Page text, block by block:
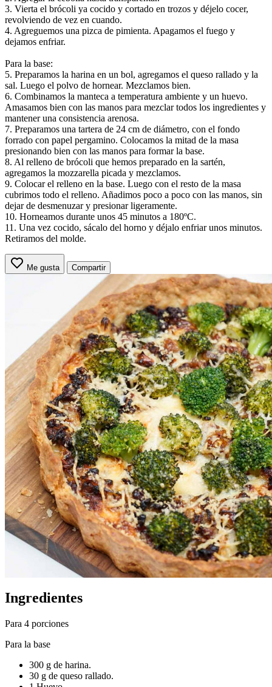
3. Vierta el brócoli ya cocido y cortado en trozos y déjelo cocer,
revolviendo de vez en cuando.
4. Agreguemos una pizca de pimienta. Apagamos el fuego y
dejamos enfriar.
Para la base:
5. Preparamos la harina en un bol, agregamos el queso rallado y la
sal. Luego el polvo de hornear. Mezclamos bien.
6. Combinamos la manteca a temperatura ambiente y un huevo.
Amasamos bien con las manos para mezclar todos los ingredientes y
mantener una consistencia arenosa.
7. Preparamos una tartera de 24 cm de diámetro, con el fondo
forrado con papel pergamino. Colocamos la mitad de la masa
presionando bien con las manos para formar la base.
8. Al relleno de brócoli que hemos preparado en la sartén,
agregamos la mozzarella picada y mezclamos.
9. Colocar el relleno en la base. Luego con el resto de la masa
cubrimos todo el relleno. Añadimos poco a poco con las manos, sin
dejar de desmenuzar y presionar ligeramente.
10. Horneamos durante unos 45 minutos a 180ºC.
11. Una vez cocido, sácalo del horno y déjalo enfriar unos minutos.
Retiramos del molde.
Me gusta Compartir
Ingredientes
Para 4 porciones
Para la base
300 g de harina.
30 g de queso rallado.